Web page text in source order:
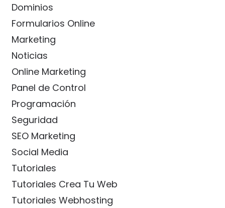
Dominios
Formularios Online
Marketing
Noticias
Online Marketing
Panel de Control
Programación
Seguridad
SEO Marketing
Social Media
Tutoriales
Tutoriales Crea Tu Web
Tutoriales Webhosting